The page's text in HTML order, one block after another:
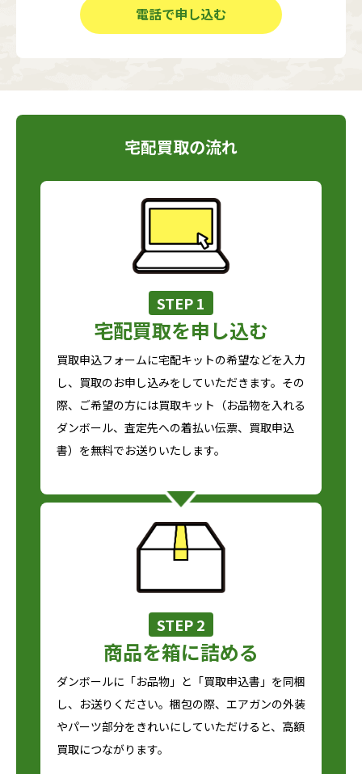
電話で申し込む
宅配買取の流れ
STEP 1
宅配買取を申し込む
買取申込フォームに宅配キットの希望などを入力
し、買取のお申し込みをしていただきます。その
際、ご希望の方には買取キット（お品物を入れる
ダンボール、査定先への着払い伝票、買取申込
書）を無料でお送りいたします。
STEP 2
商品を箱に詰める
ダンボールに「お品物」と「買取申込書」を同梱
し、お送りください。梱包の際、エアガンの外装
やパーツ部分をきれいにしていただけると、高額
買取につながります。